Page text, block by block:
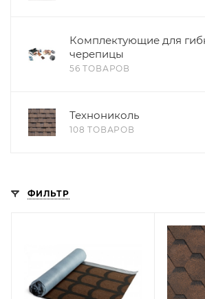
Комплектующие для
черепицы
56 ТОВАРОВ
Технониколь
108 ТОВАРОВ
ФИЛЬТР